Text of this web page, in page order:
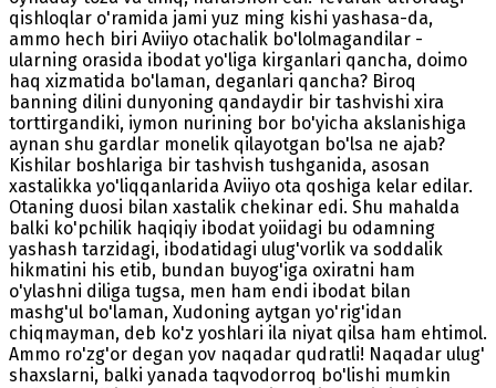
qishloqlar o'ramida jami yuz ming kishi yashasa-da,
ammo hech biri Aviiyo otachalik bo'lolmagandilar -
ularning orasida ibodat yo'liga kirganlari qancha, doimo
haq xizmatida bo'laman, deganlari qancha? Biroq
banning dilini dunyoning qandaydir bir tashvishi xira
torttirgandiki, iymon nurining bor bo'yicha akslanishiga
aynan shu gardlar monelik qilayotgan bo'lsa ne ajab?
Kishilar boshlariga bir tashvish tushganida, asosan
xastalikka yo'liqqanlarida Aviiyo ota qoshiga kelar edilar.
Otaning duosi bilan xastalik chekinar edi. Shu mahalda
balki ko'pchilik haqiqiy ibodat yoiidagi bu odamning
yashash tarzidagi, ibodatidagi ulug'vorlik va soddalik
hikmatini his etib, bundan buyog'iga oxiratni ham
o'ylashni diliga tugsa, men ham endi ibodat bilan
mashg'ul bo'laman, Xudoning aytgan yo'rig'idan
chiqmayman, deb ko'z yoshlari ila niyat qilsa ham ehtimol.
Ammo ro'zg'or degan yov naqadar qudratli! Naqadar ulug'
shaxslarni, balki yanada taqvodorroq bo'lishi mumkin